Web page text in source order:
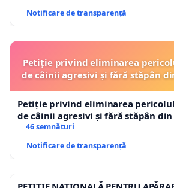
Notificare de transparență
Petiție privind eliminarea
de câinii agresivi și fără stăpân
Petiție privind eliminarea
de câinii agresivi și fără stăpân
46 semnături
Notificare de transparență